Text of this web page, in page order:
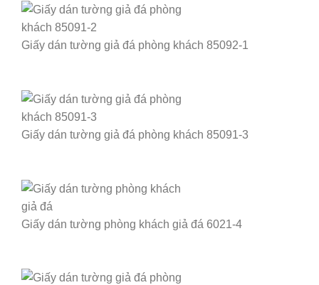
Giấy dán tường giả đá phòng khách 85092-1
Giấy dán tường giả đá phòng khách 85091-3
Giấy dán tường phòng khách giả đá 6021-4